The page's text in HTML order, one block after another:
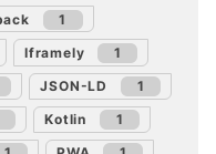
1
Iframely 1
JSON-LD 1
Kotlin 1